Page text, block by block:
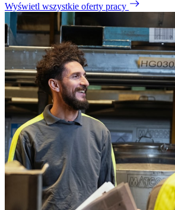
Wyświetl wszystkie oferty pracy